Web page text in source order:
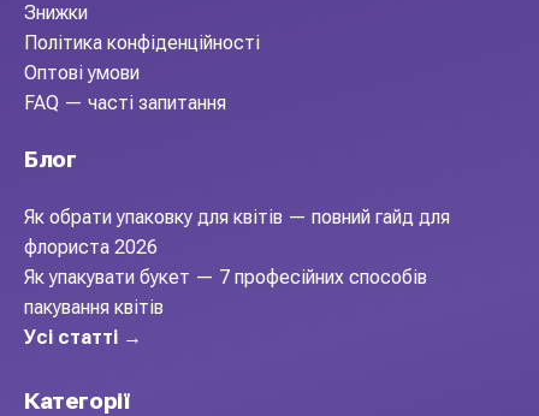
Знижки
Політика конфіденційності
Оптові умови
FAQ — часті запитання
Блог
Як обрати упаковку для квітів — повний гайд для
флориста 2026
Як упакувати букет — 7 професійних способів
пакування квітів
Усі статті →
Категорії